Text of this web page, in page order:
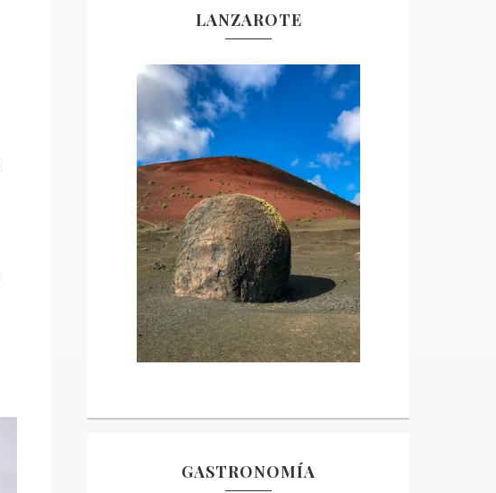
LANZAROTE
GASTRONOMÍA